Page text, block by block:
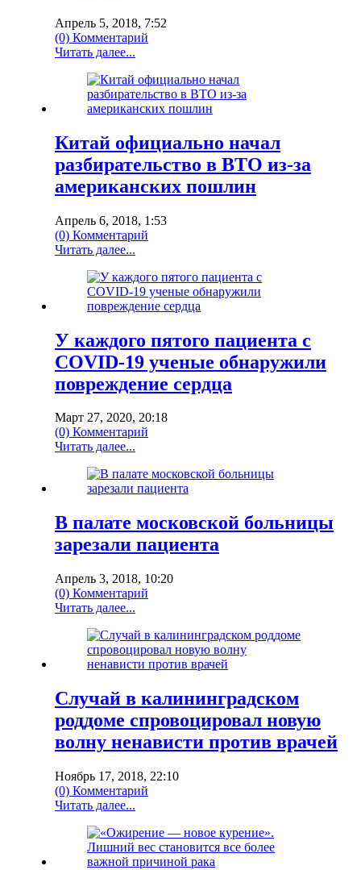
Апрель 5, 2018, 7:52
(0) Комментарий
Читать далее...
Китай официально начал
разбирательство в ВТО из-за
американских пошлин
Апрель 6, 2018, 1:53
(0) Комментарий
Читать далее...
У каждого пятого пациента с
COVID-19 ученые обнаружили
повреждение сердца
Март 27, 2020, 20:18
(0) Комментарий
Читать далее...
В палате московской больницы
зарезали пациента
Апрель 3, 2018, 10:20
(0) Комментарий
Читать далее...
Случай в калининградском
роддоме спровоцировал новую
волну ненависти против врачей
Ноябрь 17, 2018, 22:10
(0) Комментарий
Читать далее...